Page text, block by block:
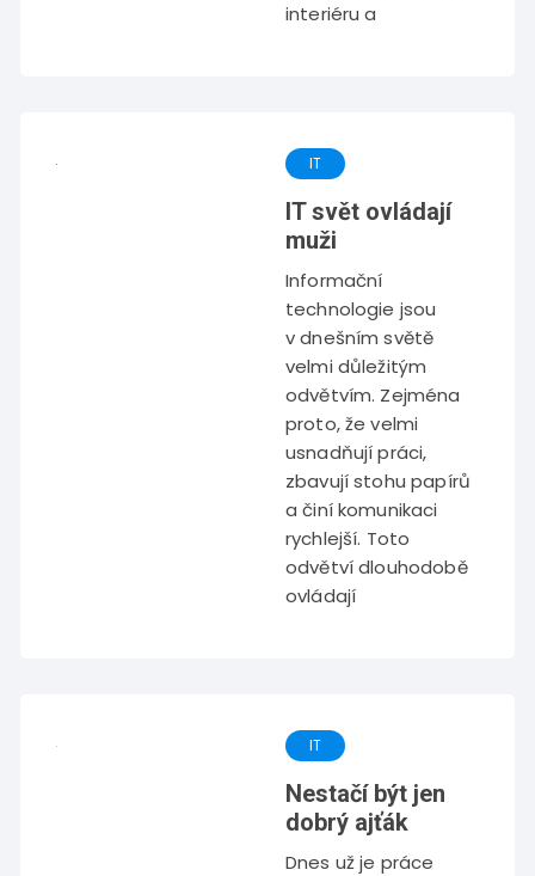
interiéru a
IT
IT svět ovládají
muži
Informační
technologie jsou
v dnešním světě
velmi důležitým
odvětvím. Zejména
proto, že velmi
usnadňují práci,
zbavují stohu papírů
a činí komunikaci
rychlejší. Toto
odvětví dlouhodobě
ovládají
IT
Nestačí být jen
dobrý ajťák
Dnes už je práce